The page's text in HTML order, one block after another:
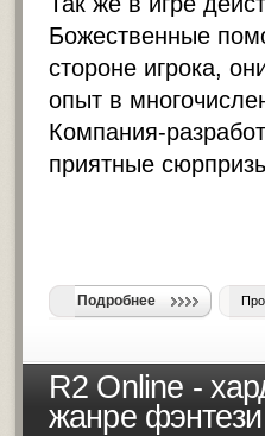
Божественные
стороне игрока,
опыт в
Компания-
приятные
Подробнее
R2 Online -
жанре фэнтези